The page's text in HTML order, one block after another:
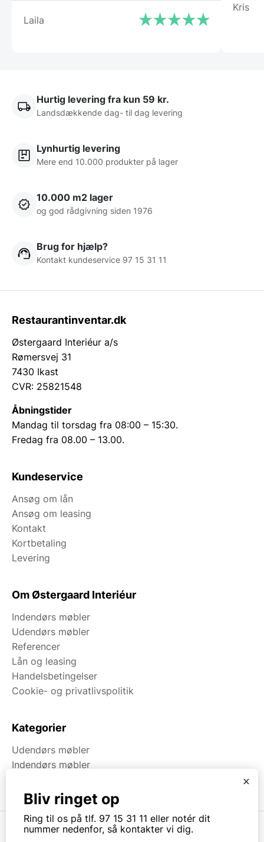
Laila
Kris
Hurtig levering fra kun 59 kr.
Landsdækkende dag- til dag levering
Lynhurtig levering
Mere end 10.000 produkter på lager
10.000 m2 lager
og god rådgivning siden 1976
Brug for hjælp?
Kontakt kundeservice 97 15 31 11
Restaurantinventar.dk
Østergaard Interiéur a/s
Rømersvej 31
7430 Ikast
CVR: 25821548
Åbningstider
Mandag til torsdag fra 08:00 – 15:30.
Fredag fra 08.00 – 13.00.
Kundeservice
Ansøg om lån
Ansøg om leasing
Kontakt
Kortbetaling
Levering
Om Østergaard Interiéur
Indendørs møbler
Udendørs møbler
Referencer
Lån og leasing
Handelsbetingelser
Cookie- og privatlivspolitik
Kategorier
Udendørs møbler
Indendørs møbler
x
Bliv ringet op
Ring til os på tlf. 97 15 31 11 eller notér dit
nummer nedenfor, så kontakter vi dig.